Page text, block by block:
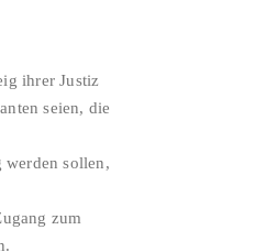
ihrer Justiz
seien, die
werden sollen,
zum